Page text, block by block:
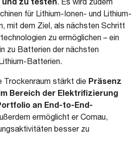
für Lithium-Ionen- und Lithium-
mit dem Ziel, als nächsten Schritt
zu ermöglichen – ein
zu Batterien der nächsten
Batterien.
stärkt die Präsenz
Bereich der Elektrifizierung
an End-to-End-
ermöglicht er Comau,
besser zu